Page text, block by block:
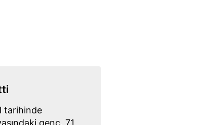
tarihinde
genç, 71